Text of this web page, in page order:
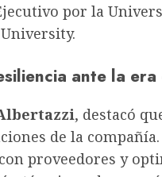
por la
ante la
, destacó
de la
proveedores y